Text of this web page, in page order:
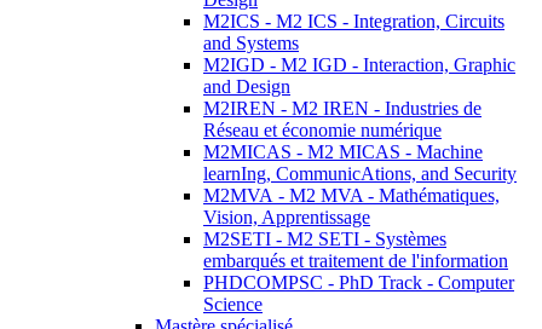
M2ICS - M2 ICS - Integration, Circuits
and Systems
M2IGD - M2 IGD - Interaction, Graphic
and Design
M2IREN - M2 IREN - Industries de
Réseau et économie numérique
M2MICAS - M2 MICAS - Machine
learnIng, CommunicAtions, and Security
M2MVA - M2 MVA - Mathématiques,
Vision, Apprentissage
M2SETI - M2 SETI - Systèmes
embarqués et traitement de l'information
PHDCOMPSC - PhD Track - Computer
Science